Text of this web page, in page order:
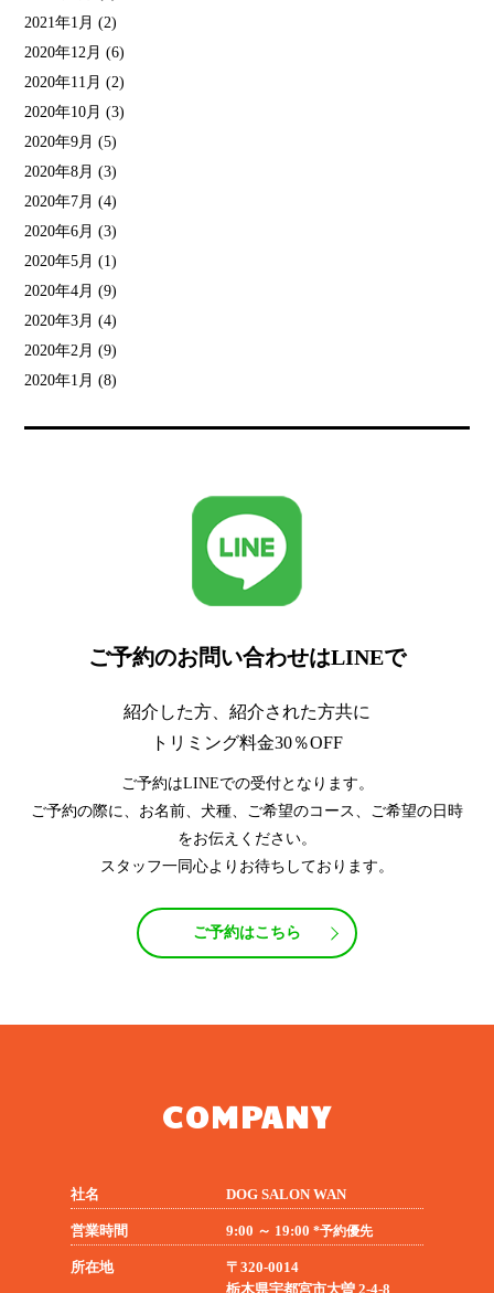
2021年1月 (2)
2020年12月 (6)
2020年11月 (2)
2020年10月 (3)
2020年9月 (5)
2020年8月 (3)
2020年7月 (4)
2020年6月 (3)
2020年5月 (1)
2020年4月 (9)
2020年3月 (4)
2020年2月 (9)
2020年1月 (8)
ご予約のお問い合わせはLINEで
紹介した方、紹介された方共に
トリミング料金30％OFF
ご予約はLINEでの受付となります。
ご予約の際に、お名前、犬種、ご希望のコース、ご希望の日時
をお伝えください。
スタッフ一同心よりお待ちしております。
ご予約はこちら
COMPANY
社名 DOG SALON WAN
営業時間 9:00 ～ 19:00 *予約優先
所在地
〒320-0014
栃木県宇都宮市大曽 2-4-8